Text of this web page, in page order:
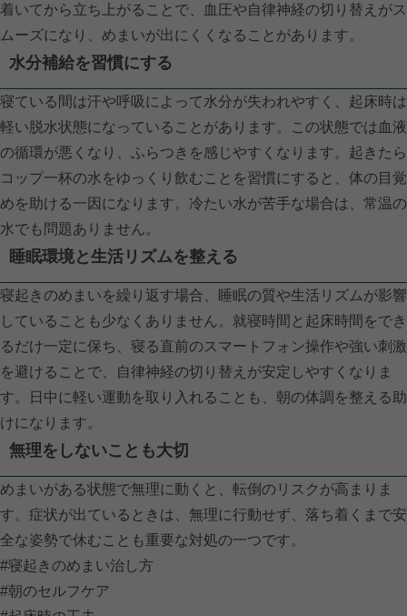
着いてから立ち上がることで、血圧や自律神経の切り替えがス
ムーズになり、めまいが出にくくなることがあります。
水分補給を習慣にする
寝ている間は汗や呼吸によって水分が失われやすく、起床時は
軽い脱水状態になっていることがあります。この状態では血液
の循環が悪くなり、ふらつきを感じやすくなります。起きたら
コップ一杯の水をゆっくり飲むことを習慣にすると、体の目覚
めを助ける一因になります。冷たい水が苦手な場合は、常温の
水でも問題ありません。
睡眠環境と生活リズムを整える
寝起きのめまいを繰り返す場合、睡眠の質や生活リズムが影響
していることも少なくありません。就寝時間と起床時間をでき
るだけ一定に保ち、寝る直前のスマートフォン操作や強い刺激
を避けることで、自律神経の切り替えが安定しやすくなりま
す。日中に軽い運動を取り入れることも、朝の体調を整える助
けになります。
無理をしないことも大切
めまいがある状態で無理に動くと、転倒のリスクが高まりま
す。症状が出ているときは、無理に行動せず、落ち着くまで安
全な姿勢で休むことも重要な対処の一つです。
#寝起きのめまい治し方
#朝のセルフケア